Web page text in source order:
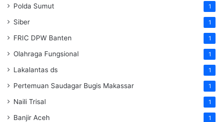
Polda Sumut 1
Siber 1
FRIC DPW Banten 1
Olahraga Fungsional 1
Lakalantas ds 1
Pertemuan Saudagar Bugis Makassar 1
Naili Trisal 1
Banjir Aceh 1